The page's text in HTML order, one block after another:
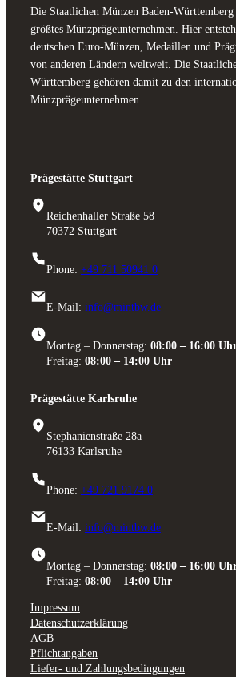
Die Staatlichen Münzen Baden-Württemberg
größtes Münzprägeunternehmen. Hier
deutschen Euro-Münzen, Medaillen und
von anderen Ländern weltweit. Die
Württemberg gehören damit zu den
Münzprägeunternehmen.
Prägestätte Stuttgart
Reichenhaller Straße 58
70372 Stuttgart
Phone: +49 711 50941 0
E-Mail: info@mintbw.de
Montag – Donnerstag: 08:00 – 16:00
Freitag: 08:00 – 14:00 Uhr
Prägestätte Karlsruhe
Stephanienstraße 28a
76133 Karlsruhe
Phone: +49 721 9174 0
E-Mail: info@mintbw.de
Montag – Donnerstag: 08:00 – 16:00
Freitag: 08:00 – 14:00 Uhr
Impressum
Datenschutzerklärung
AGB
Pflichtangaben
Liefer- und Zahlungsbedingungen